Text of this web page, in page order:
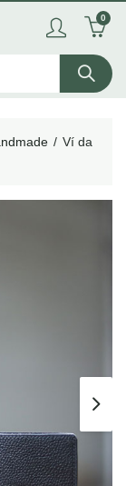
0
Ví da